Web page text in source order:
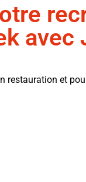
avec
restauration et